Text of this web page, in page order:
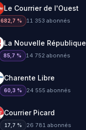
Le Courrier de l'Ouest
682,7 % 11 353 abonnés
La Nouvelle République
85,7 % 14 752 abonnés
Charente Libre
60,3 % 24 555 abonnés
Courrier Picard
17,7 % 26 781 abonnés